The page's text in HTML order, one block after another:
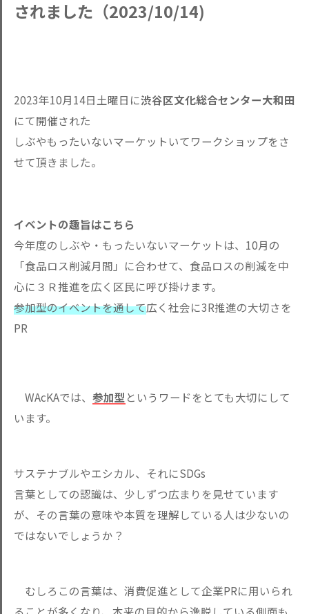
されました（2023/10/14)
2023年10月14日土曜日に渋谷区文化総合センター大和田
にて開催された
しぶやもったいないマーケットいてワークショップをさ
せて頂きました。
イベントの趣旨はこちら
今年度のしぶや・もったいないマーケットは、10月の
「食品ロス削減月間」に合わせて、食品ロスの削減を中
心に３Ｒ推進を広く区民に呼び掛けます。
参加型のイベントを通して広く社会に3R推進の大切さを
PR
WAcKAでは、 参加型 というワードをとても大切にして
います。
サステナブルやエシカル、それにSDGs
言葉としての認識は、少しずつ広まりを見せています
が、その言葉の意味や本質を理解している人は少ないの
ではないでしょうか？
むしろこの言葉は、消費促進として企業PRに用いられ